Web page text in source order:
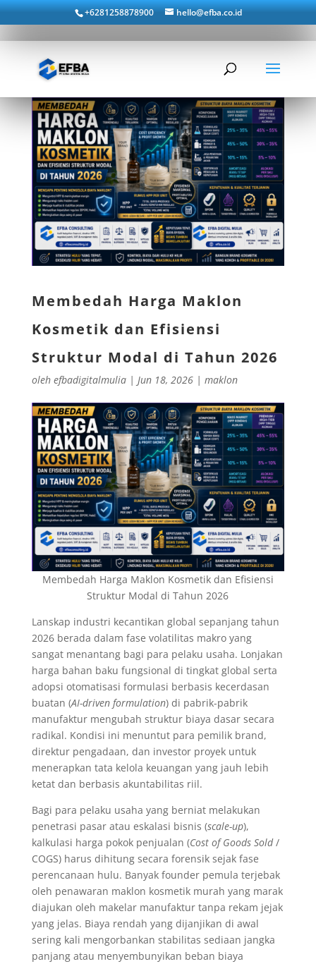
+6281258878900 hello@efba.co.id
Membedah Harga Maklon
Kosmetik dan Efisiensi
Struktur Modal di Tahun 2026
oleh efbadigitalmulia| Jun 18, 2026| maklon
Membedah Harga Maklon Kosmetik dan Efisiensi
Struktur Modal di Tahun 2026
Lanskap industri kecantikan global sepanjang tahun
2026 berada dalam fase volatilitas makro yang
sangat menantang bagi para pelaku usaha. Lonjakan
harga bahan baku fungsional di tingkat global serta
adopsi otomatisasi formulasi berbasis kecerdasan
buatan (AI-driven formulation) di pabrik-pabrik
manufaktur mengubah struktur biaya dasar secara
radikal. Kondisi ini menuntut para pemilik brand,
direktur pengadaan, dan investor proyek untuk
menerapkan tata kelola keuangan yang jauh lebih
ketat dan berbasis akuntabilitas riil.
Bagi para pelaku usaha yang berniat melakukan
penetrasi pasar atau eskalasi bisnis (scale-up),
kalkulasi harga pokok penjualan (Cost of Goods Sold/
COGS) harus dihitung secara forensik sejak fase
perencanaan hulu. Banyak founder pemula terjebak
oleh penawaran maklon kosmetik murah yang marak
diajukan oleh makelar manufaktur tanpa rekam jejak
yang jelas. Biaya rendah yang dijanjikan di awal
sering kali mengorbankan stabilitas sediaan jangka
panjang atau menyembunyikan beban biaya